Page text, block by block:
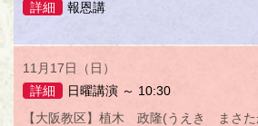
詳細
報恩講
11月17日（日）
詳細
日曜講演 ～ 10:30
【大阪教区】植木 政隆(うえき まさた